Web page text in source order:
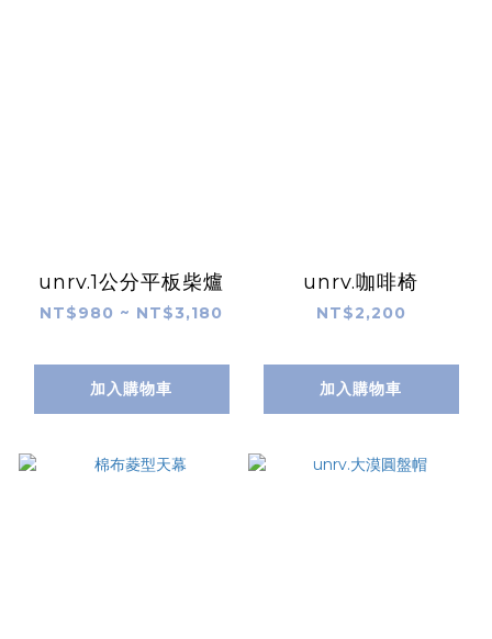
unrv.1公分平板柴爐
NT$980 ~ NT$3,180
加入購物車
unrv.咖啡椅
NT$2,200
加入購物車